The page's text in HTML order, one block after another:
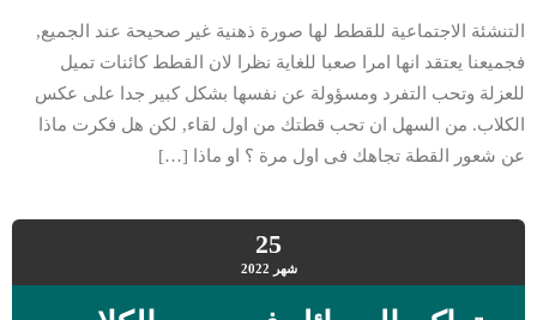
التنشئة الاجتماعية للقطط لها صورة ذهنية غير صحيحة عند الجميع,
فجميعنا يعتقد انها امرا صعبا للغاية نظرا لان القطط كائنات تميل
للعزلة وتحب التفرد ومسؤولة عن نفسها بشكل كبير جدا على عكس
الكلاب. من السهل ان تحب قطتك من اول لقاء, لكن هل فكرت ماذا
عن شعور القطة تجاهك فى اول مرة ؟ او ماذا […]
25
شهر 2022